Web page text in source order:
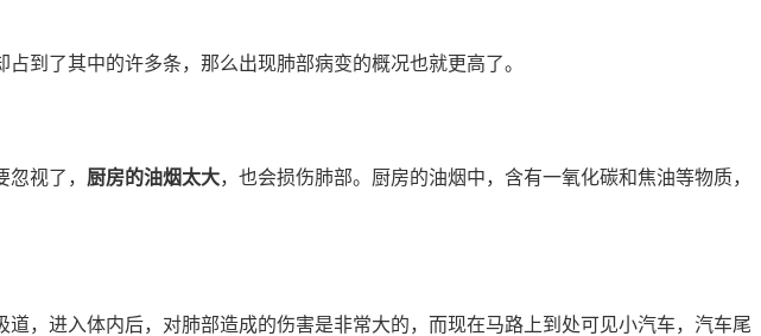
到了其中的许多条，那么出现肺部病变的概况也就更高了。
视了， 厨房的油烟太大，也会损伤肺部。厨房的油烟中，含有一氧化碳和焦油等物质，
，进入体内后，对肺部造成的伤害是非常大的，而现在马路上到处可见小汽车，汽车尾